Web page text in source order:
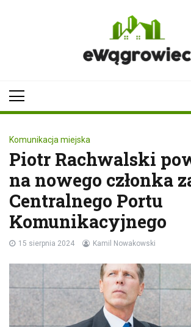
Komunikacja miejska
Piotr Rachwalski
na nowego członka
Centralnego Portu
Komunikacyjnego
15 sierpnia 2024 Kamil Nowakowski